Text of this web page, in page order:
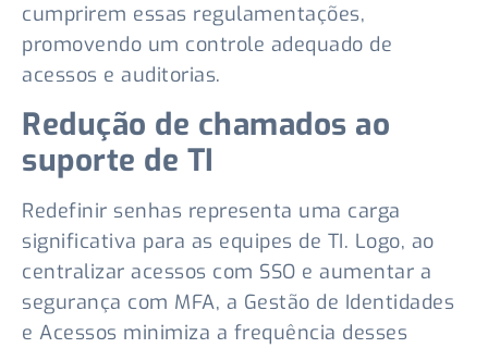
cumprirem essas regulamentações,
promovendo um controle adequado de
acessos e auditorias.
Redução de chamados ao
suporte de TI
Redefinir senhas representa uma carga
significativa para as equipes de TI. Logo, ao
centralizar acessos com SSO e aumentar a
segurança com MFA, a Gestão de Identidades
e Acessos minimiza a frequência desses